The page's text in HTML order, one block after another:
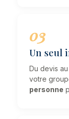
03
Un seul
Du devis
votre
personne